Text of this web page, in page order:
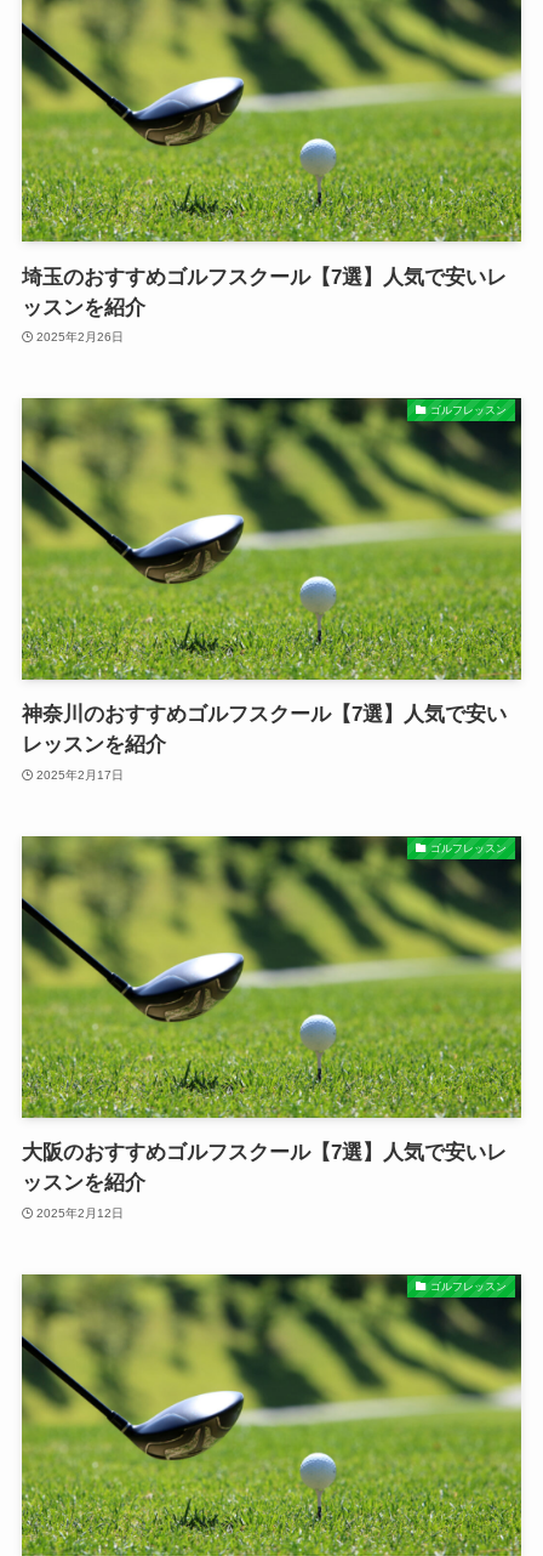
埼玉のおすすめゴルフスクール【7選】人気で安いレ
ッスンを紹介
2025年2月26日
ゴルフレッスン
神奈川のおすすめゴルフスクール【7選】人気で安い
レッスンを紹介
2025年2月17日
ゴルフレッスン
大阪のおすすめゴルフスクール【7選】人気で安いレ
ッスンを紹介
2025年2月12日
ゴルフレッスン